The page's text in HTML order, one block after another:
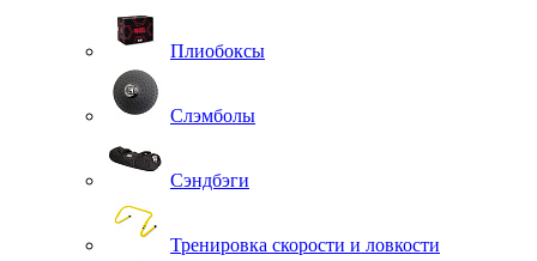
Плиобоксы
Слэмболы
Сэндбэги
Тренировка скорости и ловкости